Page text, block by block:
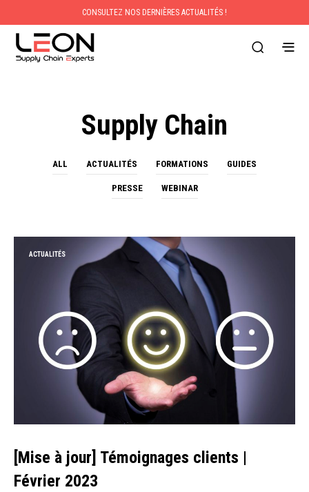
CONSULTEZ NOS DERNIÈRES ACTUALITÉS !
Supply Chain
ALL ACTUALITÉS FORMATIONS GUIDES
PRESSE WEBINAR
ACTUALITÉS
[Mise à jour] Témoignages clients |
Février 2023